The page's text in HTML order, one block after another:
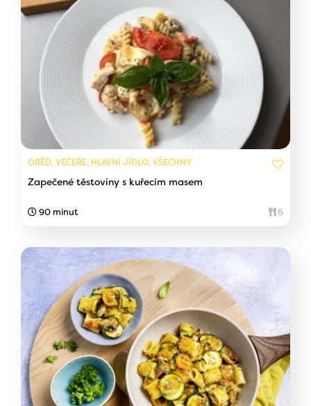
OBĚD, VEČEŘE, HLAVNÍ JÍDLO, VŠECHNY
Zapečené těstoviny s kuřecím masem
90 minut 6